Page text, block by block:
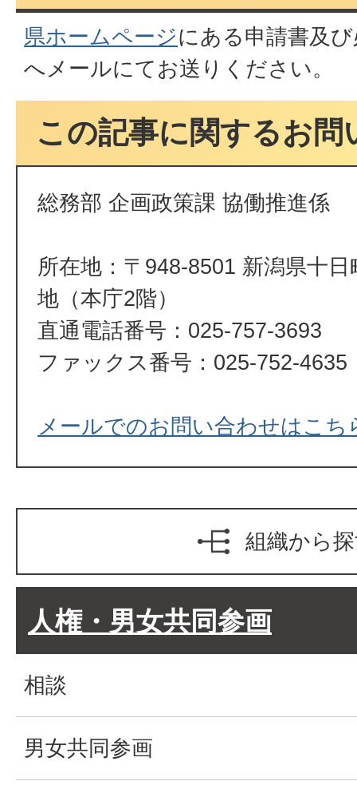
県ホームページにある申請書及
へメールにてお送りください。
この記事に関するお問
総務部 企画政策課 協働推進係
所在地：〒948-8501 新潟県十
地（本庁2階）
直通電話番号：025-757-3693
ファックス番号：025-752-4635
メールでのお問い合わせはこち
組織から
人権・男女共同参画
相談
男女共同参画